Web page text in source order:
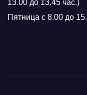
13.00 до 13.45 час.)
Пятница с 8.00 до